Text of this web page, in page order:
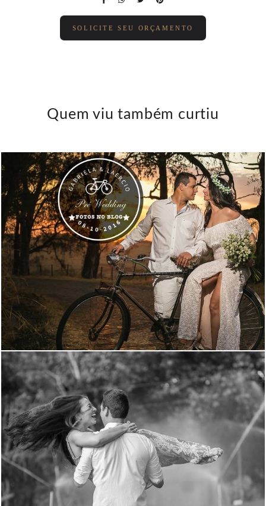
SOLICITE SEU ORÇAMENTO
Quem viu também curtiu
3120 20
6